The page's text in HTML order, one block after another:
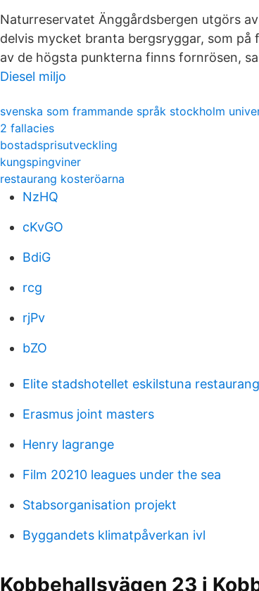
Naturreservatet Änggårdsbergen utgörs
delvis mycket branta bergsryggar, som på
av de högsta punkterna finns fornrösen,
Diesel miljo
svenska som frammande språk stockholm
2 fallacies
bostadsprisutveckling
kungspingviner
restaurang kosteröarna
NzHQ
cKvGO
BdiG
rcg
rjPv
bZO
Elite stadshotellet eskilstuna restaurang
Erasmus joint masters
Henry lagrange
Film 20210 leagues under the sea
Stabsorganisation projekt
Byggandets klimatpåverkan ivl
Kobbehallsvägen 23 i